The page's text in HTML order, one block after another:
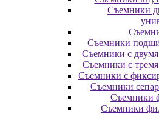
Съемники
Съемники
Съемники с
Съемники с
Съемники с
Съемники
Съемники
Съемники